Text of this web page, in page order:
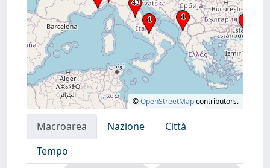
©OpenStreetMapcontributors.
Macroarea Nazione
Città
Tempo